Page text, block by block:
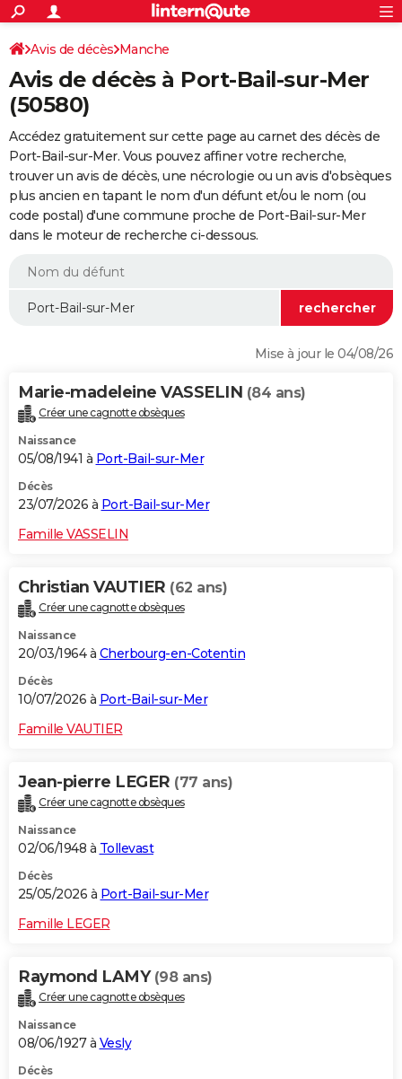
ACTUALITÉS
Politique
Société
Faits Divers
Education
Monde
Villes
+
SPORT
Coupe du monde 2026
Football
Tennis
Cyclisme
Rugby
Forum
FINANCE
Retraite
Impôts
Epargne
Immobilier
Risques naturels par ville
Banque
Assurance
Crédit
Essais
Réserver un essai
Citadines
Berlines
SUV
Forum auto
+
HIGH-TECH
Mobiles
Meilleur smartphone
Internet
Ordinateurs
Jeux vidéo
Guide high-tech
+
BRICOLAGE
Forum
Aménagement intérieur
Extérieur
Cuisine
Salle de bains
Jardinage
Rangement
WEEK-END
Guides de France
Escapades
Patrimoine
Expositions
Musées
Week-end nature
LIFESTYLE
Alimentation
Guide de la santé
Maladies
Médicaments
Sommeil
VOYAGE
Destinations
City break
Voyage nature
Voyage de noces
Forum
Climat
+PHOTO
GUIDES D'ACHAT
BONS PLANS
CARTE DE VOEUX
Dictionnaire
Biographies
Citations
Expressions
Proverbes
PROGRAMME TV
COPAINS D'AVANT
S'inscrire
Se connecter
Lycées
Collèges
Primaires
Universités
Entreprises
Service militaire
Avis de recherche
AVIS DE DÉCÈS
Avis de décès Manche
Avis de décès à Port-Bail-sur-Mer
(50580)
Accédez gratuitement sur cette page au carnet des décès de
Port-Bail-sur-Mer. Vous pouvez affiner votre recherche,
trouver un avis de décès, une nécrologie ou un avis d'obsèques
plus ancien en tapant le nom d'un défunt et/ou le nom (ou
code postal) d'une commune proche de Port-Bail-sur-Mer
dans le moteur de recherche ci-dessous.
Mise à jour le 04/08/26
Marie-madeleine VASSELIN (84 ans)
Créer une cagnotte obsèques
Naissance
05/08/1941 à Port-Bail-sur-Mer
Décès
23/07/2026 à Port-Bail-sur-Mer
Famille VASSELIN
Christian VAUTIER (62 ans)
Créer une cagnotte obsèques
Naissance
20/03/1964 à Cherbourg-en-Cotentin
Décès
10/07/2026 à Port-Bail-sur-Mer
Famille VAUTIER
Jean-pierre LEGER (77 ans)
Créer une cagnotte obsèques
Naissance
02/06/1948 à Tollevast
Décès
25/05/2026 à Port-Bail-sur-Mer
Famille LEGER
Raymond LAMY (98 ans)
Créer une cagnotte obsèques
Naissance
08/06/1927 à Vesly
Décès